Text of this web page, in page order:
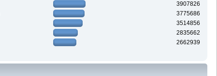
3907826
3775686
3514856
2835662
2662939